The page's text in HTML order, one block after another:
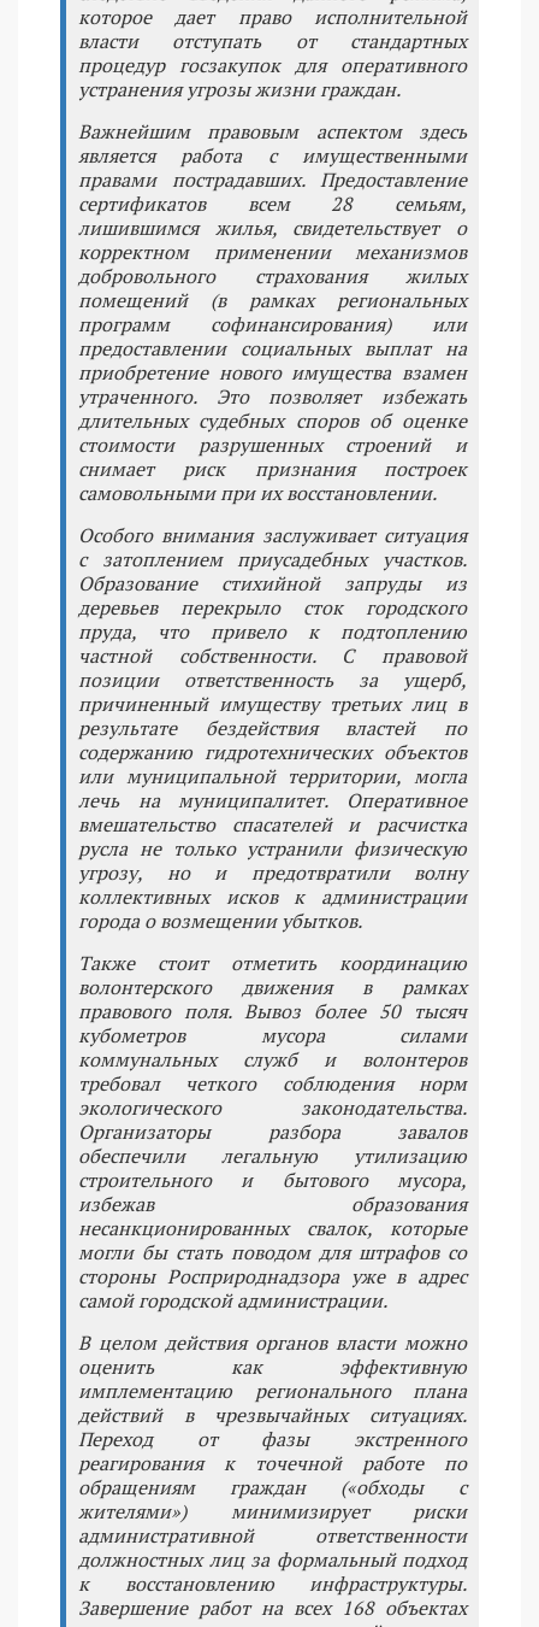
которое дает право исполнительной
власти отступать от стандартных
процедур госзакупок для оперативного
устранения угрозы жизни граждан.
Важнейшим правовым аспектом здесь
является работа с имущественными
правами пострадавших. Предоставление
сертификатов всем 28 семьям,
лишившимся жилья, свидетельствует о
корректном применении механизмов
добровольного страхования жилых
помещений (в рамках региональных
программ софинансирования) или
предоставлении социальных выплат на
приобретение нового имущества взамен
утраченного. Это позволяет избежать
длительных судебных споров об оценке
стоимости разрушенных строений и
снимает риск признания построек
самовольными при их восстановлении.
Особого внимания заслуживает ситуация
с затоплением приусадебных участков.
Образование стихийной запруды из
деревьев перекрыло сток городского
пруда, что привело к подтоплению
частной собственности. С правовой
позиции ответственность за ущерб,
причиненный имуществу третьих лиц в
результате бездействия властей по
содержанию гидротехнических объектов
или муниципальной территории, могла
лечь на муниципалитет. Оперативное
вмешательство спасателей и расчистка
русла не только устранили физическую
угрозу, но и предотвратили волну
коллективных исков к администрации
города о возмещении убытков.
Также стоит отметить координацию
волонтерского движения в рамках
правового поля. Вывоз более 50 тысяч
кубометров мусора силами
коммунальных служб и волонтеров
требовал четкого соблюдения норм
экологического законодательства.
Организаторы разбора завалов
обеспечили легальную утилизацию
строительного и бытового мусора,
избежав образования
несанкционированных свалок, которые
могли бы стать поводом для штрафов со
стороны Росприроднадзора уже в адрес
самой городской администрации.
В целом действия органов власти можно
оценить как эффективную
имплементацию регионального плана
действий в чрезвычайных ситуациях.
Переход от фазы экстренного
реагирования к точечной работе по
обращениям граждан («обходы с
жителями») минимизирует риски
административной ответственности
должностных лиц за формальный подход
к восстановлению инфраструктуры.
Завершение работ на всех 168 объектах